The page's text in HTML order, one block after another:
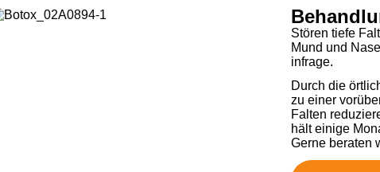
Stören tiefe
Mund und
infrage.
Durch die
zu einer
Falten
hält einige
Gerne beraten